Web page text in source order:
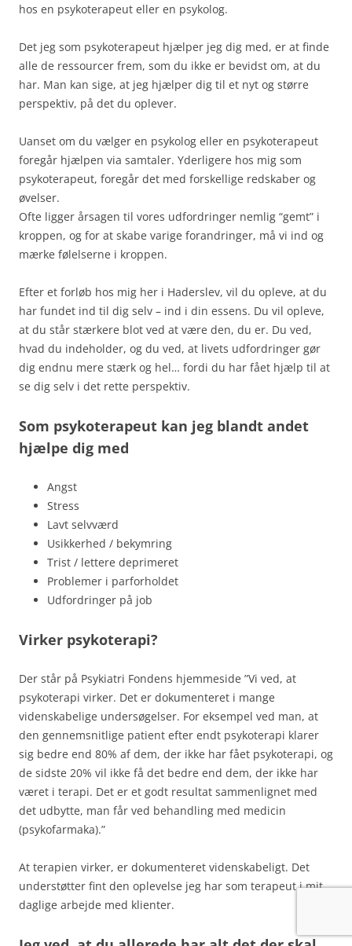
hos en psykoterapeut eller en psykolog.
Det jeg som psykoterapeut hjælper jeg dig med, er at finde
alle de ressourcer frem, som du ikke er bevidst om, at du
har. Man kan sige, at jeg hjælper dig til et nyt og større
perspektiv, på det du oplever.
Uanset om du vælger en psykolog eller en psykoterapeut
foregår hjælpen via samtaler. Yderligere hos mig som
psykoterapeut, foregår det med forskellige redskaber og
øvelser.
Ofte ligger årsagen til vores udfordringer nemlig “gemt” i
kroppen, og for at skabe varige forandringer, må vi ind og
mærke følelserne i kroppen.
Efter et forløb hos mig her i Haderslev, vil du opleve, at du
har fundet ind til dig selv – ind i din essens. Du vil opleve,
at du står stærkere blot ved at være den, du er. Du ved,
hvad du indeholder, og du ved, at livets udfordringer gør
dig endnu mere stærk og hel… fordi du har fået hjælp til at
se dig selv i det rette perspektiv.
Som psykoterapeut kan jeg blandt andet
hjælpe dig med
Angst
Stress
Lavt selvværd
Usikkerhed / bekymring
Trist / lettere deprimeret
Problemer i parforholdet
Udfordringer på job
Virker psykoterapi?
Der står på Psykiatri Fondens hjemmeside ”Vi ved, at
psykoterapi virker. Det er dokumenteret i mange
videnskabelige undersøgelser. For eksempel ved man, at
den gennemsnitlige patient efter endt psykoterapi klarer
sig bedre end 80% af dem, der ikke har fået psykoterapi, og
de sidste 20% vil ikke få det bedre end dem, der ikke har
været i terapi. Det er et godt resultat sammenlignet med
det udbytte, man får ved behandling med medicin
(psykofarmaka).”
At terapien virker, er dokumenteret videnskabeligt. Det
understøtter fint den oplevelse jeg har som terapeut i mit
daglige arbejde med klienter.